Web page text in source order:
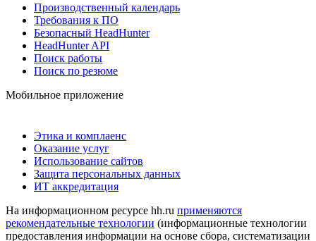
Производственный календарь
Требования к ПО
Безопасный HeadHunter
HeadHunter API
Поиск работы
Поиск по резюме
Мобильное приложение
Этика и комплаенс
Оказание услуг
Использование сайтов
Защита персональных данных
ИТ аккредитация
На информационном ресурсе hh.ru применяются
рекомендательные технологии (информационные технологии
предоставления информации на основе сбора, систематизации